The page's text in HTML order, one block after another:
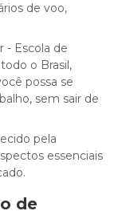
de voo,
- Escola de
o Brasil,
possa se
sem sair de
pela
essenciais
de